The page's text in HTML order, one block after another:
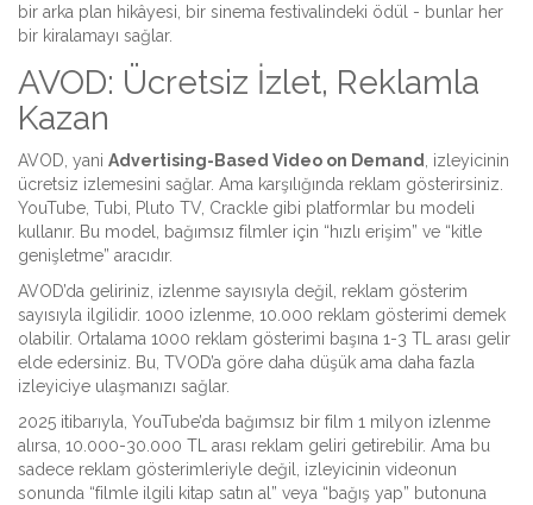
bir arka plan hikâyesi, bir sinema festivalindeki ödül - bunlar her
bir kiralamayı sağlar.
AVOD: Ücretsiz İzlet, Reklamla
Kazan
AVOD, yani Advertising-Based Video on Demand
, izleyicinin
ücretsiz izlemesini sağlar. Ama karşılığında reklam gösterirsiniz.
YouTube, Tubi, Pluto TV, Crackle gibi platformlar bu modeli
kullanır. Bu model, bağımsız filmler için “hızlı erişim” ve “kitle
genişletme” aracıdır.
AVOD’da geliriniz, izlenme sayısıyla değil, reklam gösterim
sayısıyla ilgilidir. 1000 izlenme, 10.000 reklam gösterimi demek
olabilir. Ortalama 1000 reklam gösterimi başına 1-3 TL arası gelir
elde edersiniz. Bu, TVOD’a göre daha düşük ama daha fazla
izleyiciye ulaşmanızı sağlar.
2025 itibarıyla, YouTube’da bağımsız bir film 1 milyon izlenme
alırsa, 10.000-30.000 TL arası reklam geliri getirebilir. Ama bu
sadece reklam gösterimleriyle değil, izleyicinin videonun
sonunda “filmle ilgili kitap satın al” veya “bağış yap” butonuna